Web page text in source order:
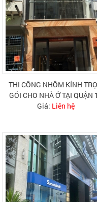
THI CÔNG NHÔM KÍNH
GÓI CHO NHÀ Ở TẠI QUẬN
Giá: Liên hệ